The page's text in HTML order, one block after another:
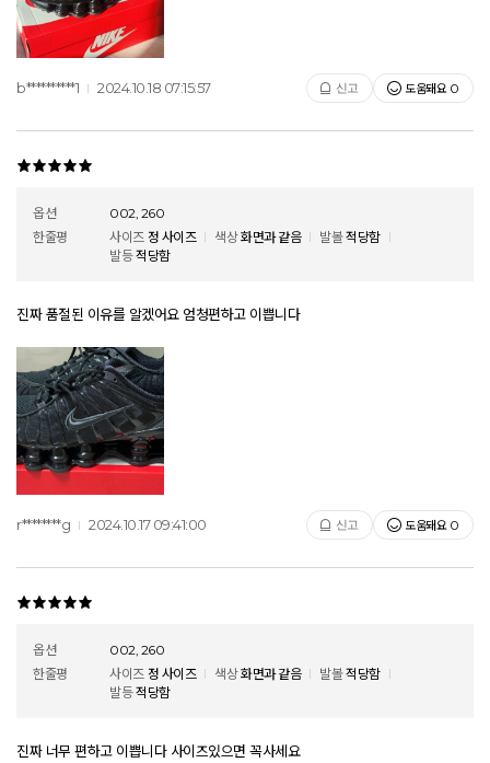
b**********1 2024.10.18 07:15:57 신고 도움돼요 0
옵션
002, 260
한줄평
사이즈 정 사이즈 색상 화면과 같음 발볼 적당함
발등 적당함
진짜 품절된 이유를 알겠어요 엄청편하고 이쁩니다
r********g 2024.10.17 09:41:00 신고 도움돼요 0
옵션
002, 260
한줄평
사이즈 정 사이즈 색상 화면과 같음 발볼 적당함
발등 적당함
진짜 너무 편하고 이쁩니다 사이즈있으면 꼭사세요